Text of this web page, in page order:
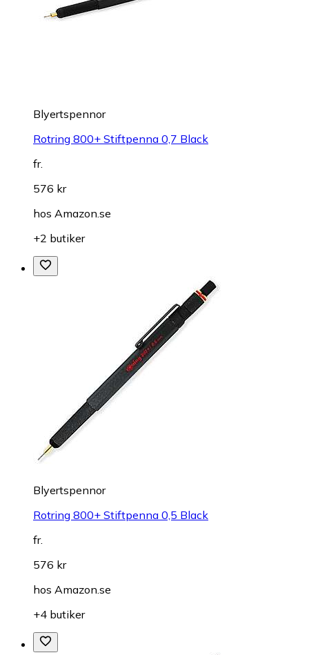
Blyertspennor
Rotring 800+ Stiftpenna 0,7 Black
fr.
576 kr
hos Amazon.se
+2 butiker
Blyertspennor
Rotring 800+ Stiftpenna 0,5 Black
fr.
576 kr
hos Amazon.se
+4 butiker